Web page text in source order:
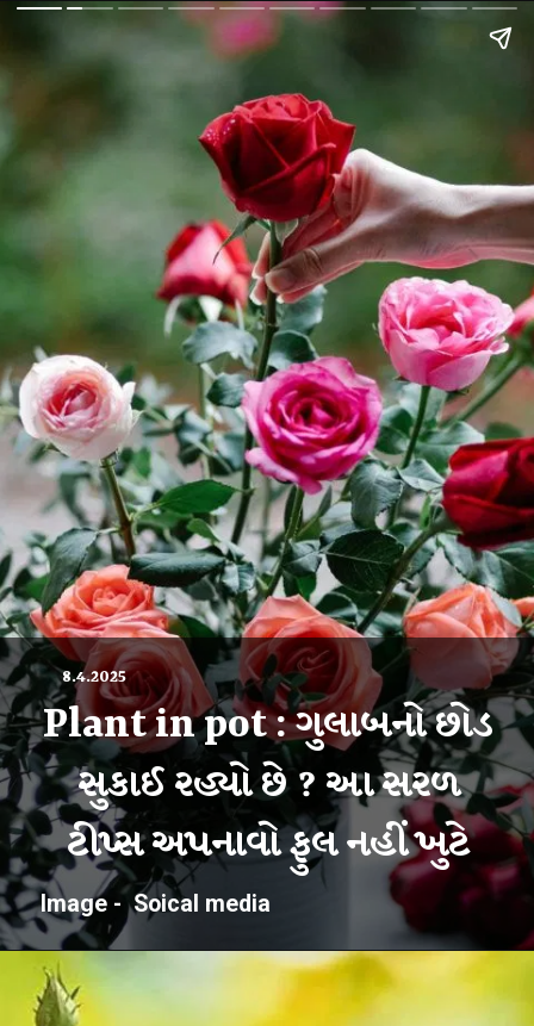
8.4.2025
Plant in pot : ગુલાબનો છોડ
સુકાઈ રહ્યો છે ? આ સરળ
ટીપ્સ અપનાવો ફુલ નહીં ખુટે
Image - Soical media